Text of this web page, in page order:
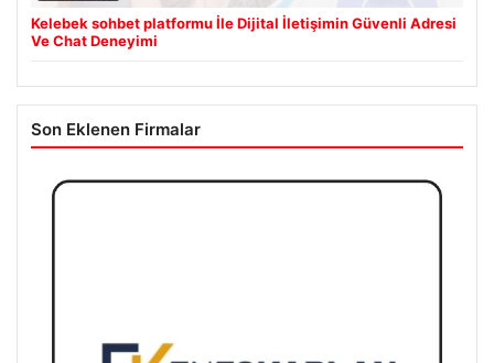
Kelebek sohbet platformu İle Dijital İletişimin Güvenli Adresi
Ve Chat Deneyimi
Son Eklenen Firmalar